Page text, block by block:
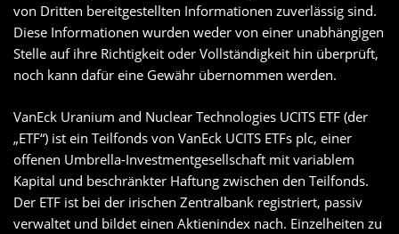
von Dritten bereitgestellten Informationen zuverlässig sind.
Diese Informationen wurden weder von einer unabhängigen
Stelle auf ihre Richtigkeit oder Vollständigkeit hin überprüft,
noch kann dafür eine Gewähr übernommen werden.
VanEck Uranium and Nuclear Technologies UCITS ETF (der
„ETF“) ist ein Teilfonds von VanEck UCITS ETFs plc, einer
offenen Umbrella-Investmentgesellschaft mit variablem
Kapital und beschränkter Haftung zwischen den Teilfonds.
Der ETF ist bei der irischen Zentralbank registriert, passiv
verwaltet und bildet einen Aktienindex nach. Einzelheiten zu